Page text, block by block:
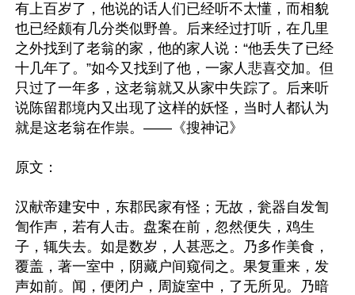
有上百岁了，他说的话人们已经听不太懂，而相貌
也已经颇有几分类似野兽。后来经过打听，在几里
之外找到了老翁的家，他的家人说：“他丢失了已经
十几年了。”如今又找到了他，一家人悲喜交加。但
只过了一年多，这老翁就又从家中失踪了。后来听
说陈留郡境内又出现了这样的妖怪，当时人都认为
就是这老翁在作祟。——《搜神记》
原文：
汉献帝建安中，东郡民家有怪；无故，瓮器自发訇
訇作声，若有人击。盘案在前，忽然便失，鸡生
子，辄失去。如是数岁，人甚恶之。乃多作美食，
覆盖，著一室中，阴藏户间窥伺之。果复重来，发
声如前。闻，便闭户，周旋室中，了无所见。乃暗